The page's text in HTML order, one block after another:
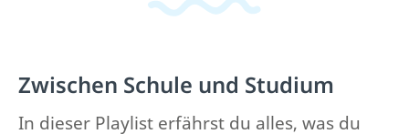
Zwischen Schule und Studium
In dieser Playlist erfährst du alles, was du